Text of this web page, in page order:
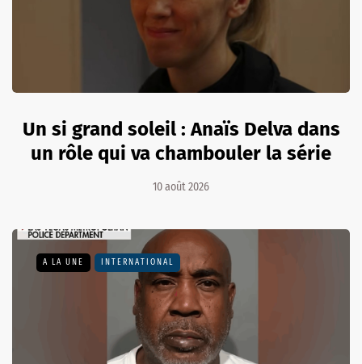
Un si grand soleil : Anaïs Delva dans
un rôle qui va chambouler la série
10 août 2026
A LA UNE INTERNATIONAL